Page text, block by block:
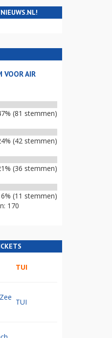
VOOR AIR
(81 stemmen)
(42 stemmen)
(36 stemmen)
6% (11 stemmen)
170
TUI
TUI